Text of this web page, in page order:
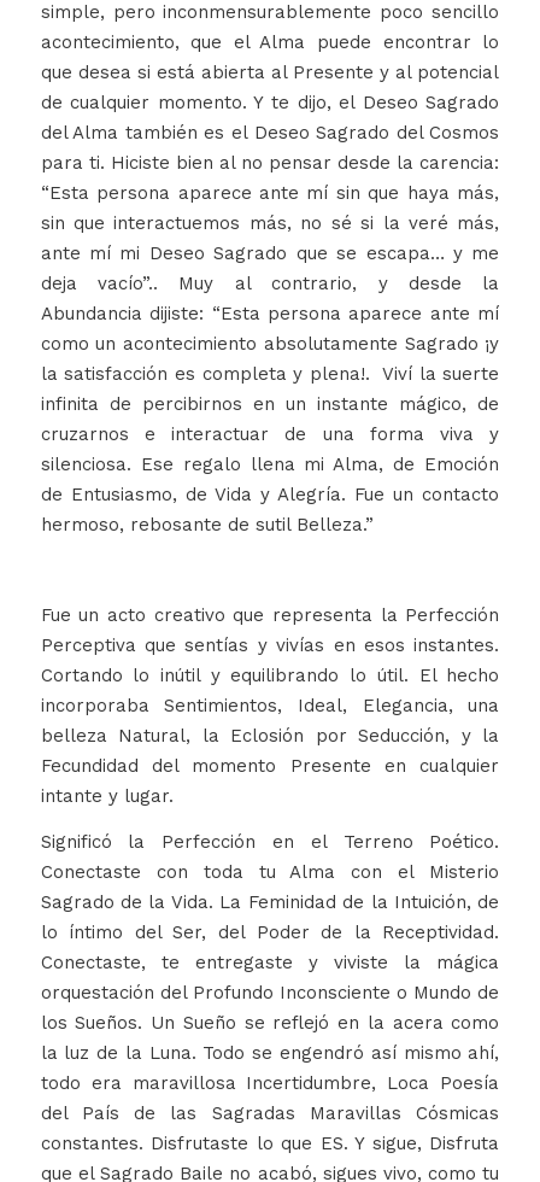
simple, pero inconmensurablemente poco sencillo
acontecimiento, que el Alma puede encontrar lo
que desea si está abierta al Presente y al potencial
de cualquier momento. Y te dijo, el Deseo Sagrado
del Alma también es el Deseo Sagrado del Cosmos
para ti. Hiciste bien al no pensar desde la carencia:
“Esta persona aparece ante mí sin que haya más,
sin que interactuemos más, no sé si la veré más,
ante mí mi Deseo Sagrado que se escapa… y me
deja vacío”.. Muy al contrario, y desde la
Abundancia dijiste: “Esta persona aparece ante mí
como un acontecimiento absolutamente Sagrado ¡y
la satisfacción es completa y plena!. Viví la suerte
infinita de percibirnos en un instante mágico, de
cruzarnos e interactuar de una forma viva y
silenciosa. Ese regalo llena mi Alma, de Emoción
de Entusiasmo, de Vida y Alegría. Fue un contacto
hermoso, rebosante de sutil Belleza.”
Fue un acto creativo que representa la Perfección
Perceptiva que sentías y vivías en esos instantes.
Cortando lo inútil y equilibrando lo útil. El hecho
incorporaba Sentimientos, Ideal, Elegancia, una
belleza Natural, la Eclosión por Seducción, y la
Fecundidad del momento Presente en cualquier
intante y lugar.
Significó la Perfección en el Terreno Poético.
Conectaste con toda tu Alma con el Misterio
Sagrado de la Vida. La Feminidad de la Intuición, de
lo íntimo del Ser, del Poder de la Receptividad.
Conectaste, te entregaste y viviste la mágica
orquestación del Profundo Inconsciente o Mundo de
los Sueños. Un Sueño se reflejó en la acera como
la luz de la Luna. Todo se engendró así mismo ahí,
todo era maravillosa Incertidumbre, Loca Poesía
del País de las Sagradas Maravillas Cósmicas
constantes. Disfrutaste lo que ES. Y sigue, Disfruta
que el Sagrado Baile no acabó, sigues vivo, como tu